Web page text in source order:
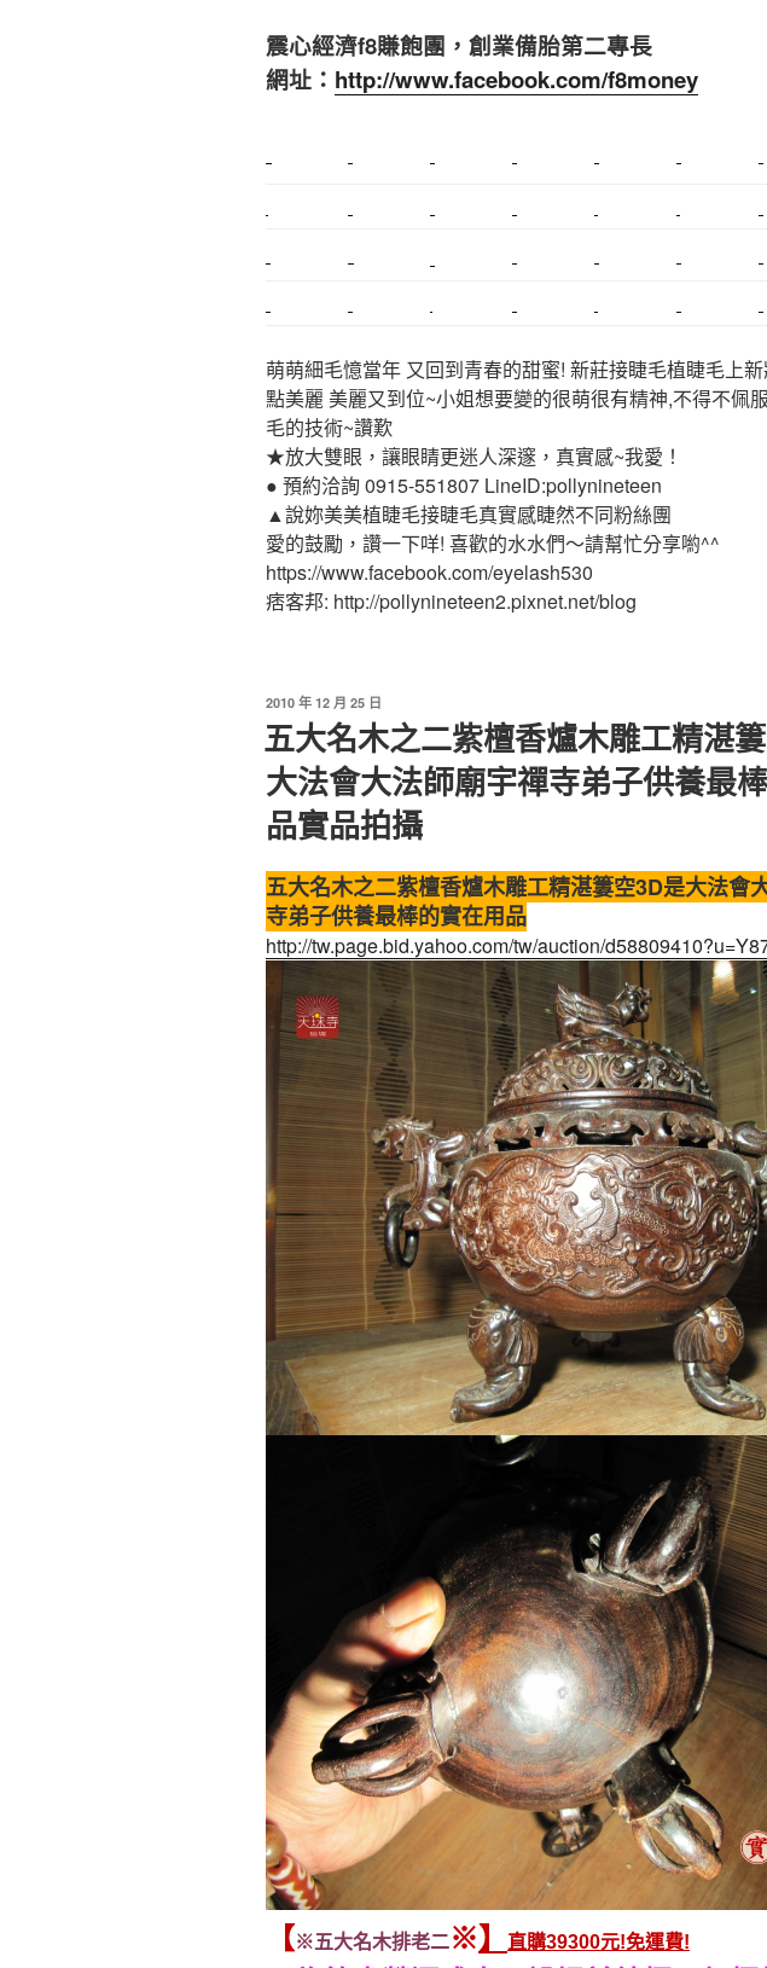
震心經濟f8賺飽團，創業備胎第二專長
網址： http://www.facebook.com/f8money
萌萌細毛憶當年 又回到青春的甜蜜! 新莊接睫毛植睫毛上
點美麗 美麗又到位~小姐想要變的很萌很有精神,不得不佩
毛的技術~讚歎
★放大雙眼，讓眼睛更迷人深邃，真實感~我愛！
● 預約洽詢 0915-551807 LineID:pollynineteen
▲說妳美美植睫毛接睫毛真實感睫然不同粉絲團
愛的鼓勵，讚一下咩! 喜歡的水水們～請幫忙分享喲^^
https://www.facebook.com/eyelash530
痞客邦: http://pollynineteen2.pixnet.net/blog
2010 年 12 月 25 日
五大名木之二紫檀香爐木雕工精湛
大法會大法師廟宇禪寺弟子供養最
品實品拍攝
五大名木之二紫檀香爐木雕工精湛簍空3D是大法會
寺弟子供養最棒的實在用品
http://tw.page.bid.yahoo.com/tw/auction/
【※五大名木排老二※】 直購39300元!免運費!